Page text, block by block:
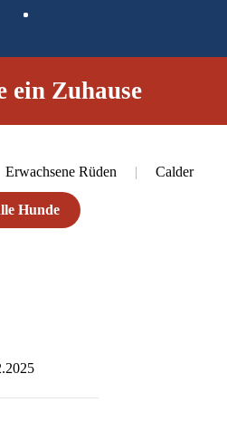
ein Zuhause
Erwachsene Rüden Calder
Hunde